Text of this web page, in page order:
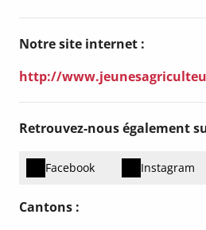
Notre site internet :
http://
Retrouvez-nous également
Facebook Instagram
Cantons :